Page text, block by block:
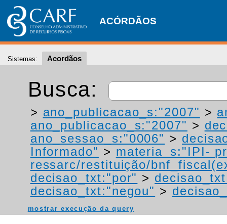
ACÓRDÃOS
Sistemas: Acordãos
Busca:
> ano_publicacao_s:"2007" >
ano_publicacao_s:"2007" >
ano_sessao_s:"0006" >
Informado" > materia_s:"IPI-
ressarc/restituição/
decisao_txt:"por" >
decisao_txt:"negou" >
mostrar execução da query